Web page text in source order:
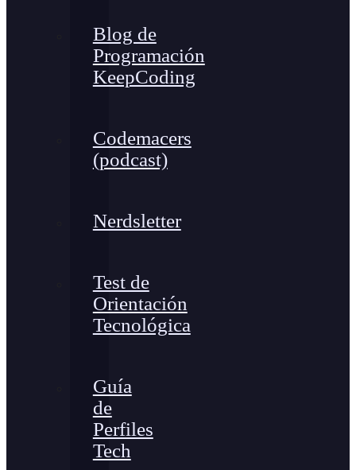
Blog de
Programación
KeepCoding
Codemacers
(podcast)
Nerdsletter
Test de
Orientación
Tecnológica
Guía
de
Perfiles
Tech